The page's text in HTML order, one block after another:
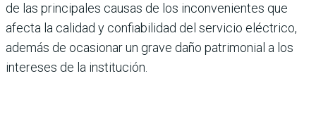
de las principales causas de los inconvenientes que
afecta la calidad y confiabilidad del servicio eléctrico,
además de ocasionar un grave daño patrimonial a los
intereses de la institución.